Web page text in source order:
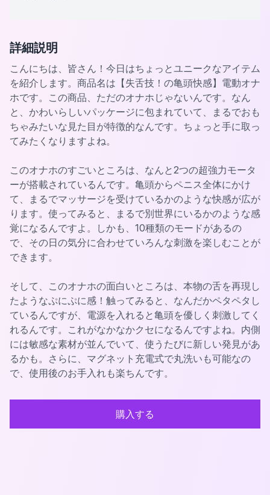
詳細説明
こんにちは、皆さん！今日はちょっとユニークなアイテム
を紹介します。商品名は【失舌技！の亀頭快感】電動オナ
ホです。この商品、ただのオナホじゃないんです。なん
と、かわいらしいパッケージに包まれていて、まるでおも
ちゃみたいな見た目が特徴的なんです。ちょっと手に取っ
てみたくなりますよね。
このオナホのすごいところは、なんと2つの超強力モータ
ーが搭載されているんです。亀頭からペニス全体にかけ
て、まるでマッサージを受けているかのような快感が広が
ります。使ってみると、まるで別世界にいるかのような感
覚になるんですよ。しかも、10種類のモードがあるの
で、その日の気分に合わせていろんな刺激を楽しむことが
できます。
そして、このオナホの面白いところは、本物の舌を再現し
たようなぷにぷに感！触ってみると、なんだかペタペタし
ているんですが、電源を入れると亀頭を優しく刺激してく
れるんです。これがなかなかクセになるんですよね。内側
には敏感な素材が並んでいて、使うたびに新しい発見があ
るかも。さらに、マグネット充電式で丸洗いも可能なの
で、使用後のお手入れも楽ちんです。
購入する